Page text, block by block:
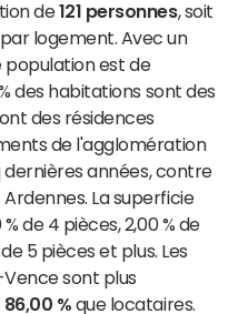
de121 personnes, soit
logement. Avec un
population est de
des habitations sont des
des résidences
de l'agglomération
dernières années, contre
La superficie
de 4 pièces, 2,00 % de
5 pièces et plus. Les
sont plus
86,00 % que locataires.